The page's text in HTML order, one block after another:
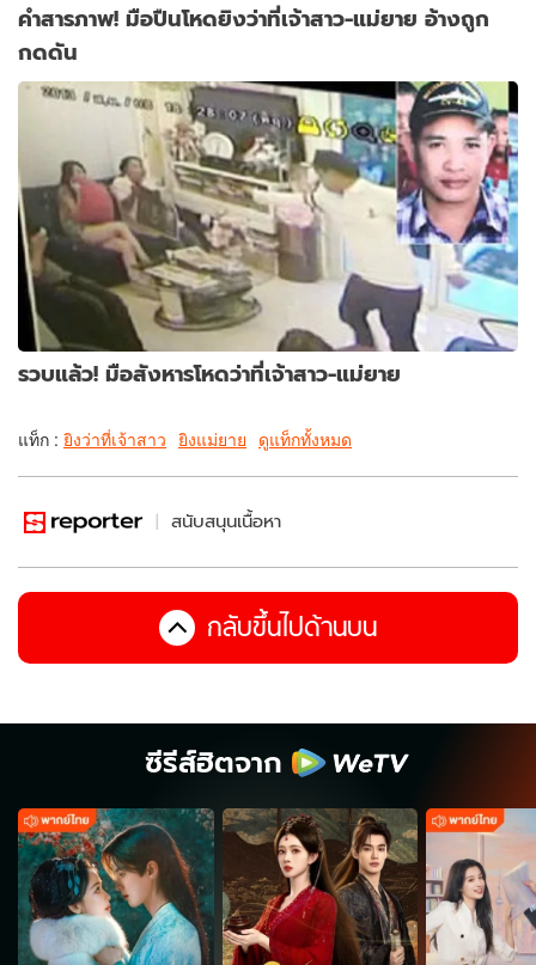
คำสารภาพ! มือปืนโหดยิงว่าที่เจ้าสาว-แม่ยาย อ้างถูก
กดดัน
รวบแล้ว! มือสังหารโหดว่าที่เจ้าสาว-แม่ยาย
แท็ก : ยิงว่าที่เจ้าสาว ยิงแม่ยาย ดูแท็กทั้งหมด
สนับสนุนเนื้อหา
กลับขึ้นไปด้านบน
ซีรีส์ฮิตจาก